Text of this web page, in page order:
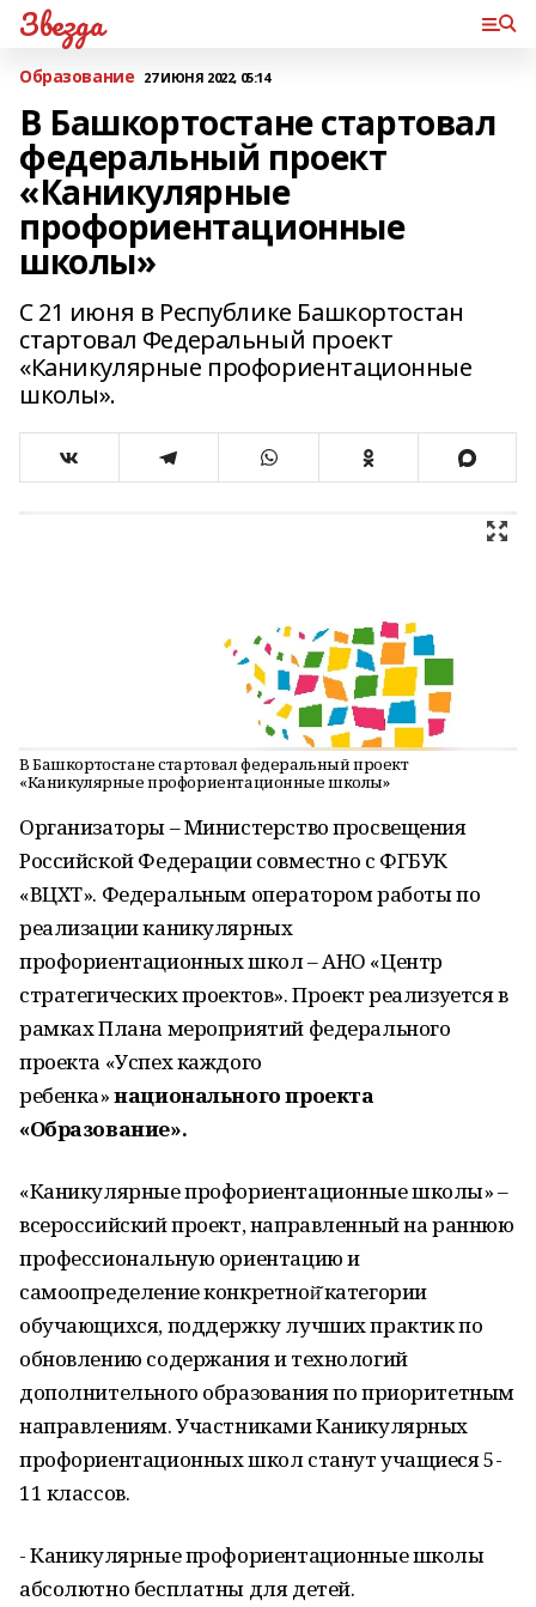
Звезда
Образование 27 ИЮНЯ 2022, 05:14
В Башкортостане стартовал
федеральный проект
«Каникулярные
профориентационные
школы»
С 21 июня в Республике Башкортостан
стартовал Федеральный проект
«Каникулярные профориентационные
школы».
В Башкортостане стартовал федеральный проект
«Каникулярные профориентационные школы»
Организаторы – Министерство просвещения
Российской Федерации совместно с ФГБУК
«ВЦХТ». Федеральным оператором работы по
реализации каникулярных
профориентационных школ – АНО «Центр
стратегических проектов». Проект реализуется в
рамках Плана мероприятий федерального
проекта «Успех каждого
ребенка»национального проекта
«Образование».
«Каникулярные профориентационные школы» –
всероссийский проект, направленный на раннюю
профессиональную ориентацию и
самоопределение конкретной̆ категории
обучающихся, поддержку лучших практик по
обновлению содержания и технологий
дополнительного образования по приоритетным
направлениям. Участниками Каникулярных
профориентационных школ станут учащиеся 5-
11 классов.
- Каникулярные профориентационные школы
абсолютно бесплатны для детей.